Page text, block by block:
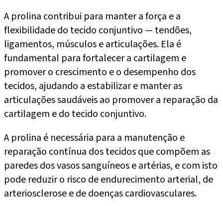
A prolina contribui para manter a força e a
flexibilidade do tecido conjuntivo — tendões,
ligamentos, músculos e articulações. Ela é
fundamental para fortalecer a cartilagem e
promover o crescimento e o desempenho dos
tecidos, ajudando a estabilizar e manter as
articulações saudáveis ao promover a reparação da
cartilagem e do tecido conjuntivo.
A prolina é necessária para a manutenção e
reparação contínua dos tecidos que compõem as
paredes dos vasos sanguíneos e artérias, e com isto
pode reduzir o risco de endurecimento arterial, de
arteriosclerose e de doenças cardiovasculares.